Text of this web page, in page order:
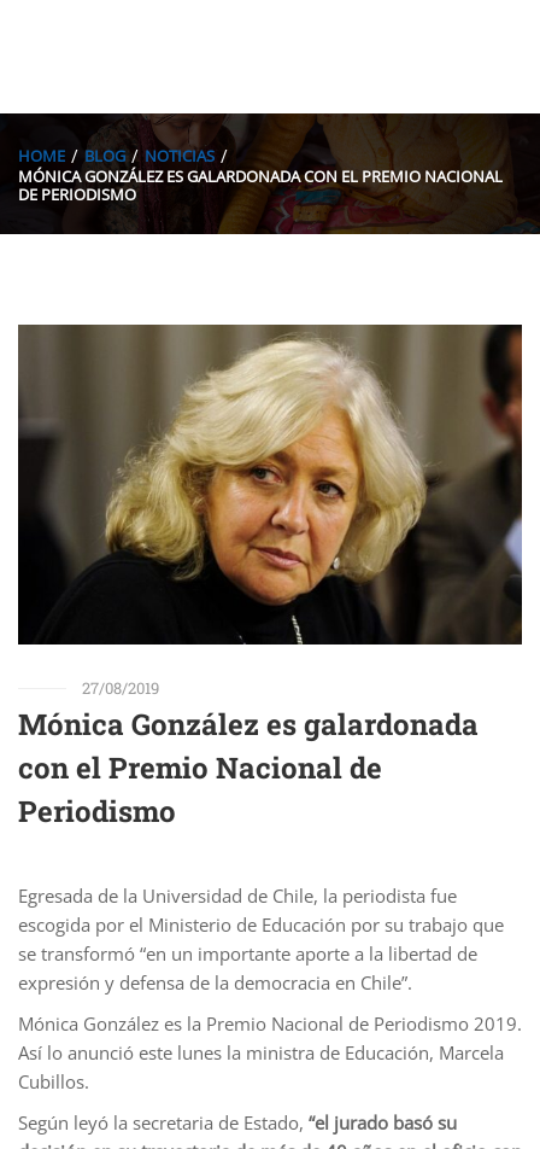
HOME BLOG
NOTICIAS
MÓNICA GONZÁLEZ ES GALARDONADA CON EL PREMIO NACIONAL
DE PERIODISMO
27/08/2019
Mónica González es galardonada
con el Premio Nacional de
Periodismo
Egresada de la Universidad de Chile, la periodista fue
escogida por el Ministerio de Educación por su trabajo que
se transformó “en un importante aporte a la libertad de
expresión y defensa de la democracia en Chile”.
Mónica González es la Premio Nacional de Periodismo 2019.
Así lo anunció este lunes la ministra de Educación, Marcela
Cubillos.
Según leyó la secretaria de Estado, “el jurado basó su